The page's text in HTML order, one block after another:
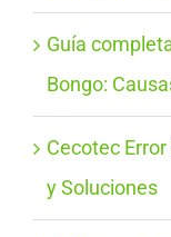
Guía
Bongo:
Cecotec
y Soluciones